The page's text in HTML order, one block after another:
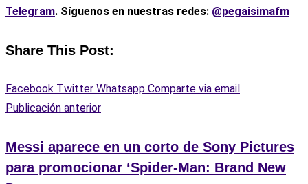
Telegram. Síguenos en nuestras redes: @pegaisimafm
Share This Post:
Facebook Twitter Whatsapp Comparte via email
Publicación anterior
Messi aparece en un corto de Sony Pictures
para promocionar ‘Spider-Man: Brand New